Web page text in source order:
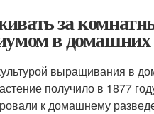
за
в домашних
выращивания в
получило в 1877
к домашнему